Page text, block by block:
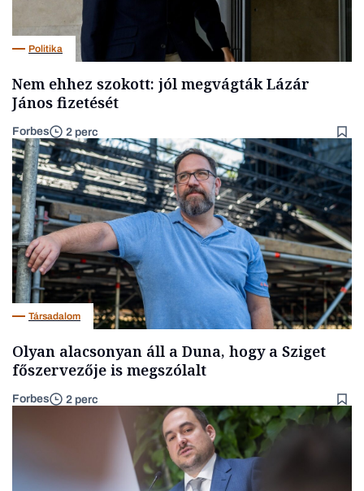
Politika
Nem ehhez szokott: jól megvágták Lázár
János fizetését
Forbes 2 perc
Társadalom
Olyan alacsonyan áll a Duna, hogy a Sziget
főszervezője is megszólalt
Forbes 2 perc